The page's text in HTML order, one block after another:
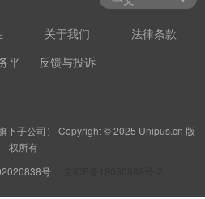
关于我们
法律条款
平
反馈与投诉
下子公司） Copyright © 2025 Unipus.cn 版
权所有
号